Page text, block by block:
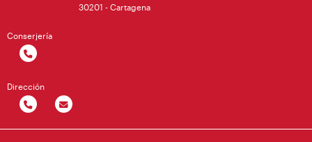
30201 - Cartagena
Conserjería
Dirección